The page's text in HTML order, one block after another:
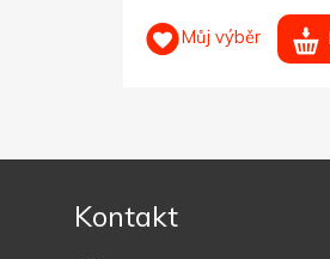
Můj výběr
Kontakt